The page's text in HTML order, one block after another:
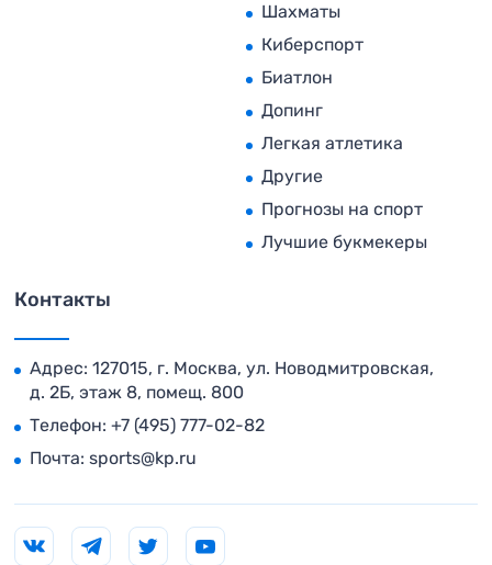
Шахматы
Киберспорт
Биатлон
Допинг
Легкая атлетика
Другие
Прогнозы на спорт
Лучшие букмекеры
Контакты
Адрес: 127015, г. Москва, ул. Новодмитровская,
д. 2Б, этаж 8, помещ. 800
Телефон: +7 (495) 777-02-82
Почта: sports@kp.ru